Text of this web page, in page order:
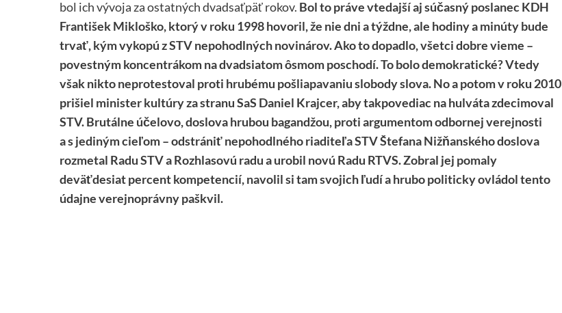
bol ich vývoja za ostatných dvadsaťpäť rokov. Bol to práve vtedajší aj súčasný poslanec KDH
František Mikloško, ktorý v roku 1998 hovoril, že nie dni a týždne, ale hodiny a minúty bude
trvať, kým vykopú z STV nepohodlných novinárov. Ako to dopadlo, všetci dobre vieme –
povestným koncentrákom na dvadsiatom ôsmom poschodí. To bolo demokratické? Vtedy
však nikto neprotestoval proti hrubému pošliapavaniu slobody slova. No a potom v roku 2010
prišiel minister kultúry za stranu SaS Daniel Krajcer, aby takpovediac na hulváta zdecimoval
STV. Brutálne účelovo, doslova hrubou bagandžou, proti argumentom odbornej verejnosti
a s jediným cieľom – odstrániť nepohodlného riaditeľa STV Štefana Nižňanského doslova
rozmetal Radu STV a Rozhlasovú radu a urobil novú Radu RTVS. Zobral jej pomaly
deväťdesiat percent kompetencií, navolil si tam svojich ľudí a hrubo politicky ovládol tento
údajne verejnoprávny paškvil.